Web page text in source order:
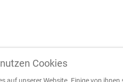
Cookies